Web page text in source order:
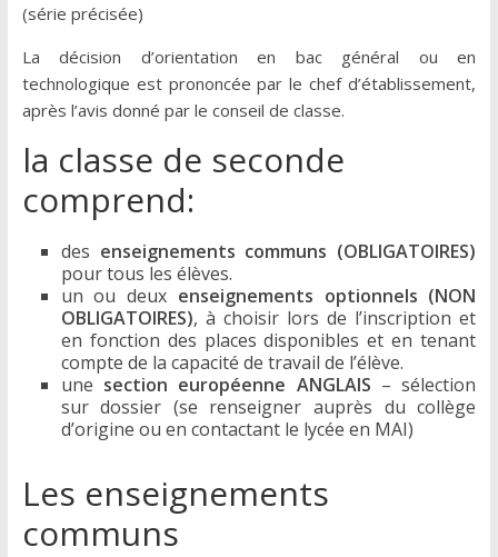
(série précisée)
La décision d’orientation en bac général ou en
technologique est prononcée par le chef d’établissement,
après l’avis donné par le conseil de classe.
la classe de seconde
comprend:
des enseignements communs (OBLIGATOIRES)
pour tous les élèves.
un ou deux enseignements optionnels (NON
OBLIGATOIRES), à choisir lors de l’inscription et
en fonction des places disponibles et en tenant
compte de la capacité de travail de l’élève.
une section européenne ANGLAIS – sélection
sur dossier (se renseigner auprès du collège
d’origine ou en contactant le lycée en MAI)
Les enseignements
communs